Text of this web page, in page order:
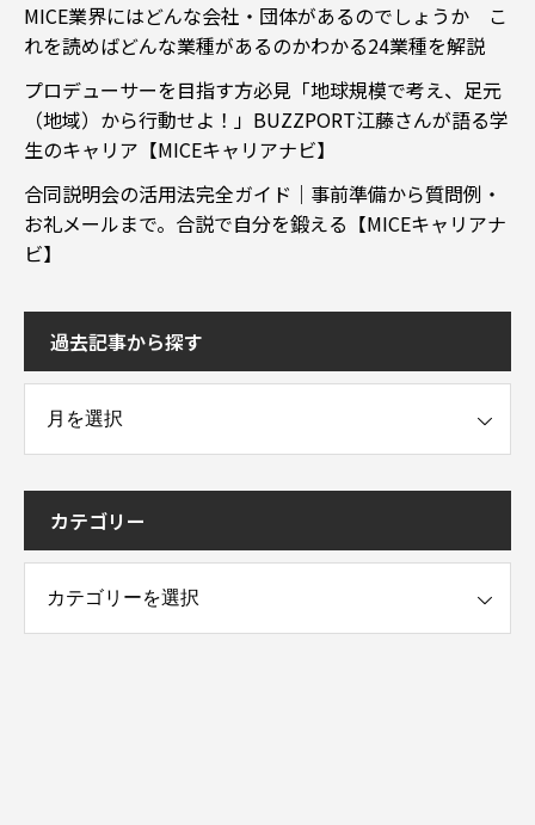
MICE業界にはどんな会社・団体があるのでしょうか こ
れを読めばどんな業種があるのかわかる24業種を解説
プロデューサーを目指す方必見「地球規模で考え、足元
（地域）から行動せよ！」BUZZPORT江藤さんが語る学
生のキャリア【MICEキャリアナビ】
合同説明会の活用法完全ガイド｜事前準備から質問例・
お礼メールまで。合説で自分を鍛える【MICEキャリアナ
ビ】
過去記事から探す
カテゴリー